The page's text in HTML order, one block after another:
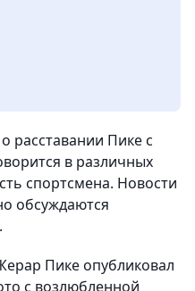
расставании Пике с
в различных
спортсмена. Новости
обсуждаются
Пике опубликовал
с возлюбленной